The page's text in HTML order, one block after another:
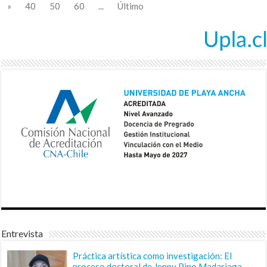
» 40 50 60 ... Último
Entrevista
Práctica artística como investigación: El